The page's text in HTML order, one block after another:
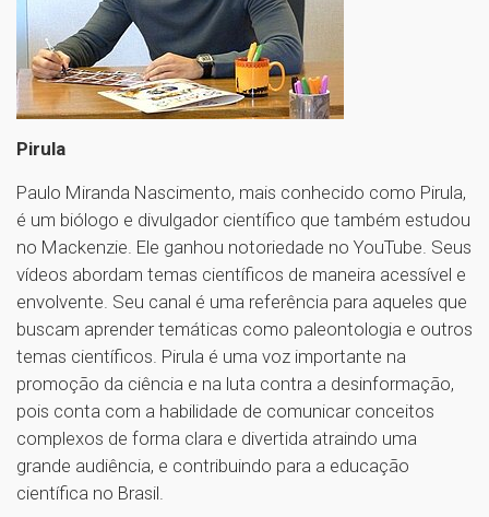
Pirula
Paulo Miranda Nascimento, mais conhecido como Pirula,
é um biólogo e divulgador científico que também estudou
no Mackenzie. Ele ganhou notoriedade no YouTube. Seus
vídeos abordam temas científicos de maneira acessível e
envolvente. Seu canal é uma referência para aqueles que
buscam aprender temáticas como paleontologia e outros
temas científicos. Pirula é uma voz importante na
promoção da ciência e na luta contra a desinformação,
pois conta com a habilidade de comunicar conceitos
complexos de forma clara e divertida atraindo uma
grande audiência, e contribuindo para a educação
científica no Brasil.